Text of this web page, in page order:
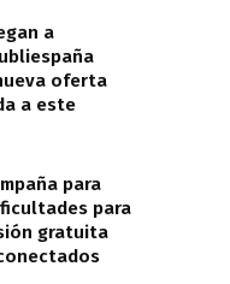
a
oferta
a este
para
para
gratuita